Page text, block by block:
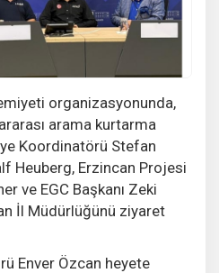
organizasyonunda,
arama kurtarma
Koordinatörü Stefan
Heuberg, Erzincan Projesi
ve EGC Başkanı Zeki
İl Müdürlüğünü ziyaret
Enver Özcan heyete